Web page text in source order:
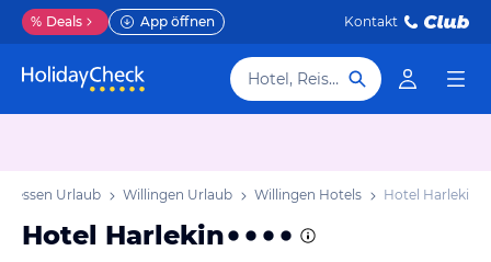
% Deals App öffnen Kontakt
Hotel, Reiseziel
Hessen Urlaub Willingen Urlaub Willingen Hotels Hotel Harlekin
Hotel Harlekin